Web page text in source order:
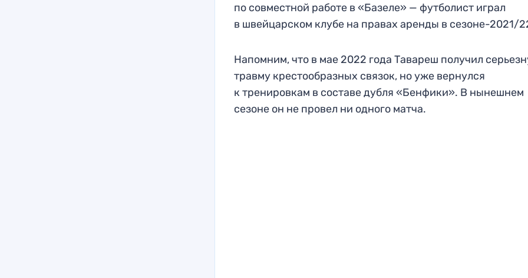
по совместной работе в «Базеле» — футболист играл
в швейцарском клубе на правах аренды в сезоне-2021/
Напомним, что в мае 2022 года Тавареш получил
травму крестообразных связок, но уже вернулся
к тренировкам в составе дубля «Бенфики». В нынешнем
сезоне он не провел ни одного матча.